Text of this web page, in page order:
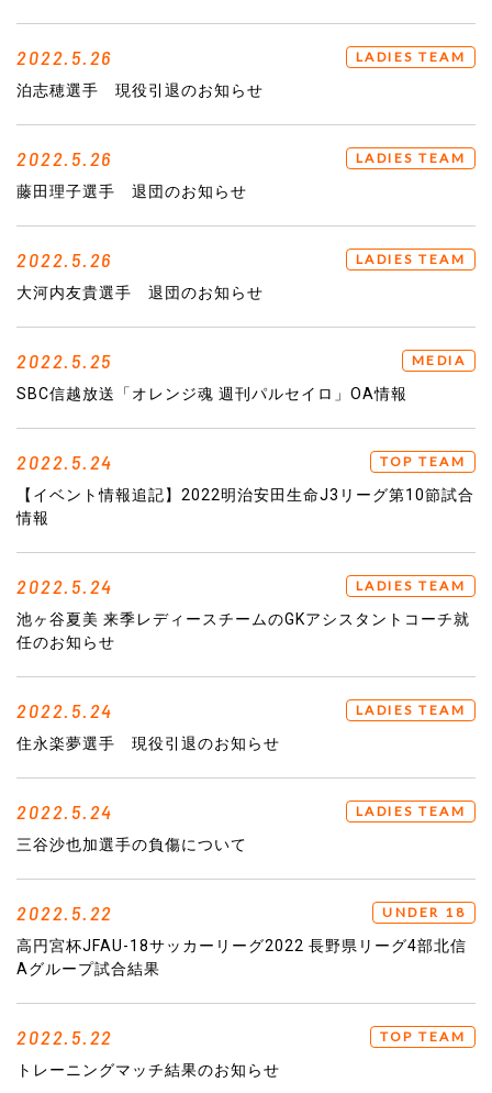
2022.5.26 LADIES TEAM
泊志穂選手 現役引退のお知らせ
2022.5.26 LADIES TEAM
藤田理子選手 退団のお知らせ
2022.5.26 LADIES TEAM
大河内友貴選手 退団のお知らせ
2022.5.25 MEDIA
SBC信越放送「オレンジ魂 週刊パルセイロ」OA情報
2022.5.24 TOP TEAM
【イベント情報追記】2022明治安田生命J3リーグ第10節試合
情報
2022.5.24 LADIES TEAM
池ヶ谷夏美 来季レディースチームのGKアシスタントコーチ就
任のお知らせ
2022.5.24 LADIES TEAM
住永楽夢選手 現役引退のお知らせ
2022.5.24 LADIES TEAM
三谷沙也加選手の負傷について
2022.5.22 UNDER 18
高円宮杯JFAU-18サッカーリーグ2022 長野県リーグ4部北信
Aグループ試合結果
2022.5.22 TOP TEAM
トレーニングマッチ結果のお知らせ